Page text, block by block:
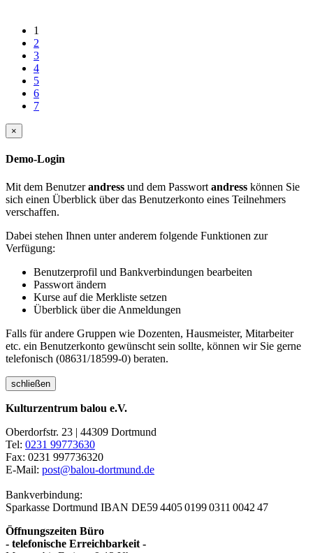
1
2
3
4
5
6
7
×
Demo-Login
Mit dem Benutzerandress und dem Passwort andress können Sie
sich einen Überblick über das Benutzerkonto eines Teilnehmers
verschaffen.
Dabei stehen Ihnen unter anderem folgende Funktionen zur
Verfügung:
Benutzerprofil und Bankverbindungen bearbeiten
Passwort ändern
Kurse auf die Merkliste setzen
Überblick über die Anmeldungen
Falls für andere Gruppen wie Dozenten, Hausmeister, Mitarbeiter
etc. ein Benutzerkonto gewünscht sein sollte, können wir Sie gerne
telefonisch (08631/18599-0) beraten.
schließen
Kulturzentrum balou e.V.
Oberdorfstr. 23 | 44309 Dortmund
Tel: 0231 99773630
Fax: 0231 997736320
E-Mail: post@balou-dortmund.de
Bankverbindung:
Sparkasse Dortmund IBAN DE59 4405 0199 0311 0042 47
Öffnungszeiten Büro
- telefonische Erreichbarkeit -